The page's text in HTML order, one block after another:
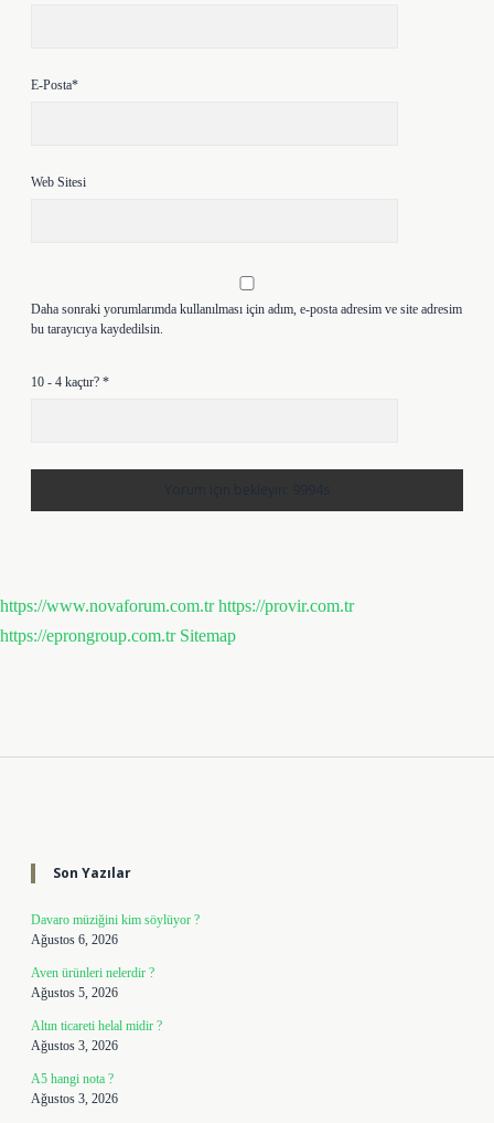
E-Posta*
Web Sitesi
Daha sonraki yorumlarımda kullanılması için adım, e-posta adresim ve site adresim
bu tarayıcıya kaydedilsin.
10 - 4 kaçtır? *
https://www.novaforum.com.tr https://provir.com.tr
https://eprongroup.com.tr Sitemap
Son Yazılar
Davaro müziğini kim söylüyor ?
Ağustos 6, 2026
Aven ürünleri nelerdir ?
Ağustos 5, 2026
Altın ticareti helal midir ?
Ağustos 3, 2026
A5 hangi nota ?
Ağustos 3, 2026